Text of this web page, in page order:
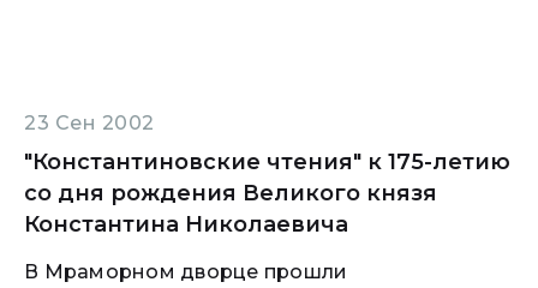
23 Сен 2002
"Константиновские чтения" к 175-летию
со дня рождения Великого князя
Константина Николаевича
В Мраморном дворце прошли